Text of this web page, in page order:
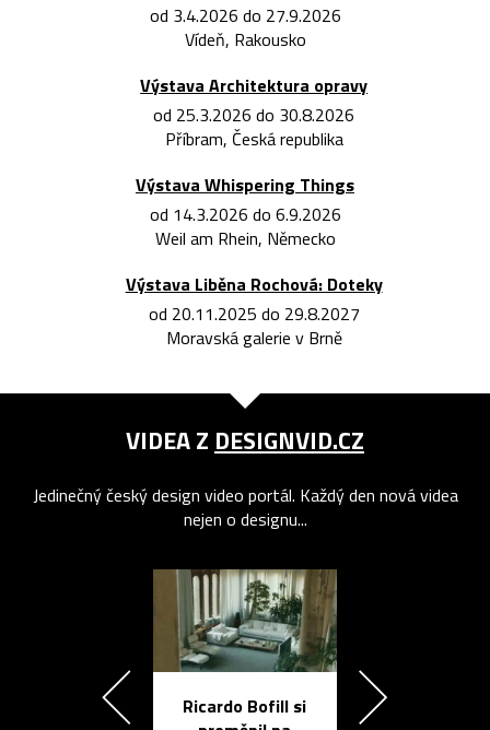
od 3.4.2026 do 27.9.2026
Vídeň, Rakousko
Výstava Architektura opravy
od 25.3.2026 do 30.8.2026
Příbram, Česká republika
Výstava Whispering Things
od 14.3.2026 do 6.9.2026
Weil am Rhein, Německo
Výstava Liběna Rochová: Doteky
od 20.11.2025 do 29.8.2027
Moravská galerie v Brně
VIDEA Z DESIGNVID.CZ
Jedinečný český design video portál. Každý den nová videa
nejen o designu...
Ricardo Bofill si